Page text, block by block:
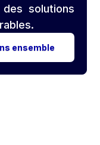
solutions
ensemble